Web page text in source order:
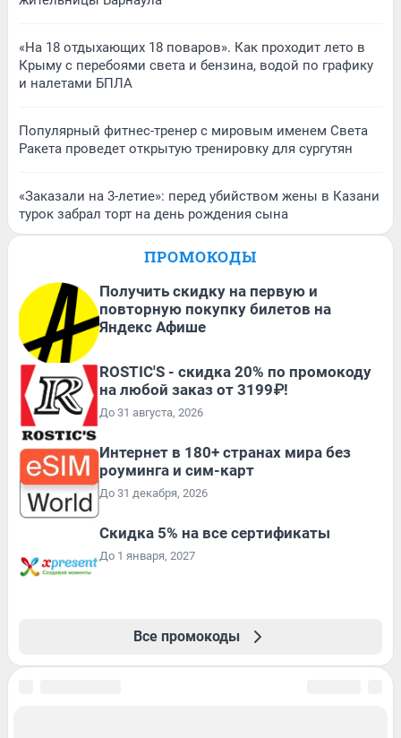
«На 18 отдыхающих 18 поваров». Как проходит лето в
Крыму с перебоями света и бензина, водой по графику
и налетами БПЛА
Популярный фитнес-тренер с мировым именем Света
Ракета проведет открытую тренировку для сургутян
«Заказали на 3-летие»: перед убийством жены в Казани
турок забрал торт на день рождения сына
ПРОМОКОДЫ
Получить скидку на первую и
повторную покупку билетов на
Яндекс Афише
ROSTIC'S - скидка 20% по промокоду
на любой заказ от 3199₽!
До 31 августа, 2026
Интернет в 180+ странах мира без
роуминга и сим-карт
До 31 декабря, 2026
Скидка 5% на все сертификаты
До 1 января, 2027
Все промокоды